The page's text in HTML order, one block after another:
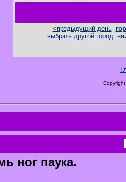
<предыдущий день
выбрать другой город
ног паука.